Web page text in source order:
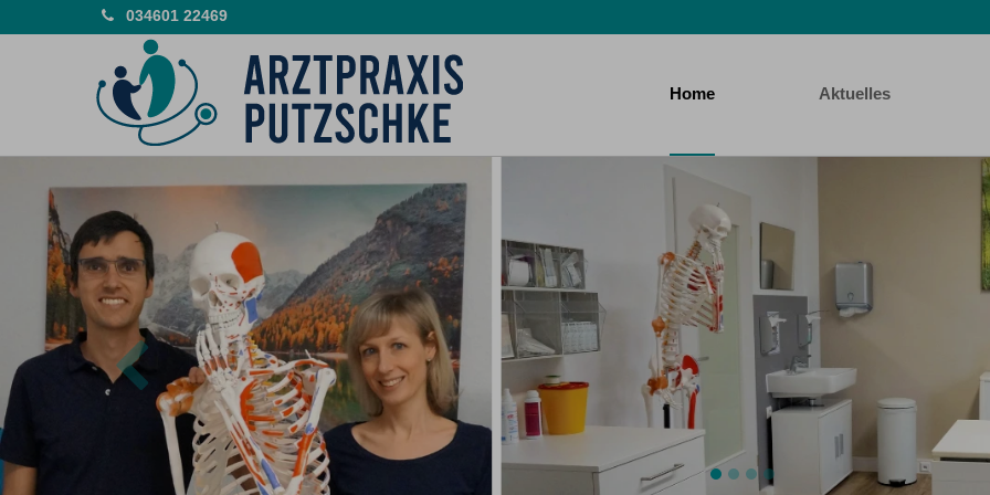
034601 22469
Home Aktuelles